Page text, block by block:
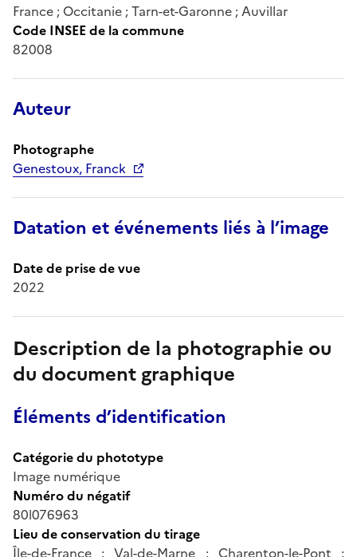
France ; Occitanie ; Tarn-et-Garonne ; Auvillar
Code INSEE de la commune
82008
Auteur
Photographe
Genestoux, Franck
Datation et événements liés à l’image
Date de prise de vue
2022
Description de la photographie ou
du document graphique
Éléments d’identification
Catégorie du phototype
Image numérique
Numéro du négatif
80l076963
Lieu de conservation du tirage
Île-de-France ; Val-de-Marne ; Charenton-le-Pont ;